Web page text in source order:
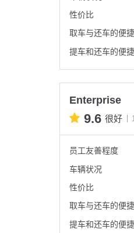
性价比
取车与还车的便
提车和还车的便
Enterprise
9.6 很好
员工友善程度
车辆状况
性价比
取车与还车的便
提车和还车的便